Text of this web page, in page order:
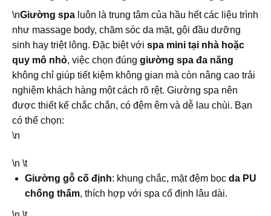
\nGiường spa luôn là trung tâm của hầu hết các liệu trình
như massage body, chăm sóc da mặt, gội đầu dưỡng
sinh hay triệt lông. Đặc biệt với spa mini tại nhà hoặc
quy mô nhỏ, việc chọn đúng giường spa đa năng
không chỉ giúp tiết kiệm không gian mà còn nâng cao trải
nghiệm khách hàng một cách rõ rệt. Giường spa nên
được thiết kế chắc chắn, có đệm êm và dễ lau chùi. Bạn
có thể chọn:
\n
\n \t
Giường gỗ cố định: khung chắc, mặt đệm bọc da PU
chống thấm, thích hợp với spa cố định lâu dài.